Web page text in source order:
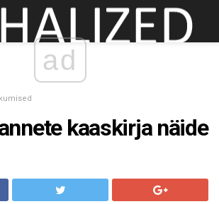
ad
kaaskirja näide